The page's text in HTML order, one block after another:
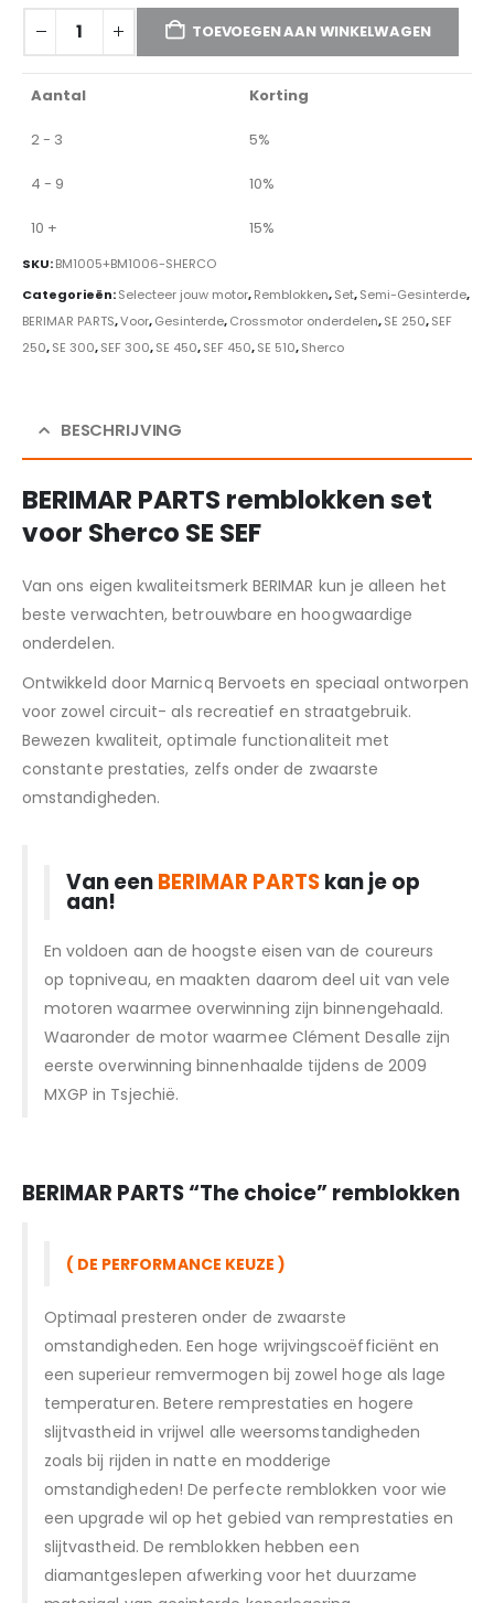
TOEVOEGEN AAN WINKELWAGEN
Aantal Korting
2 - 3 5%
4 - 9 10%
10 + 15%
SKU:BM1005+BM1006-SHERCO
Categorieën:Selecteer jouw motor,Remblokken,Set,Semi-Gesinterde,
BERIMAR PARTS,Voor,Gesinterde,Crossmotor onderdelen,SE 250,SEF
250,SE 300,SEF 300,SE 450,SEF 450,SE 510,Sherco
BESCHRIJVING
BERIMAR PARTS remblokken set
voor Sherco SE SEF
Van ons eigen kwaliteitsmerk BERIMAR kun je alleen het
beste verwachten, betrouwbare en hoogwaardige
onderdelen.
Ontwikkeld door Marnicq Bervoets en speciaal ontworpen
voor zowel circuit- als recreatief en straatgebruik.
Bewezen kwaliteit, optimale functionaliteit met
constante prestaties, zelfs onder de zwaarste
omstandigheden.
Van een BERIMAR PARTSkan je op
aan!
En voldoen aan de hoogste eisen van de coureurs
op topniveau, en maakten daarom deel uit van vele
motoren waarmee overwinning zijn binnengehaald.
Waaronder de motor waarmee Clément Desalle zijn
eerste overwinning binnenhaalde tijdens de 2009
MXGP in Tsjechië.
BERIMAR PARTS “The choice” remblokken
( DE PERFORMANCE KEUZE )
Optimaal presteren onder de zwaarste
omstandigheden. Een hoge wrijvingscoëfficiënt en
een superieur remvermogen bij zowel hoge als lage
temperaturen. Betere remprestaties en hogere
slijtvastheid in vrijwel alle weersomstandigheden
zoals bij rijden in natte en modderige
omstandigheden! De perfecte remblokken voor wie
een upgrade wil op het gebied van remprestaties en
slijtvastheid. De remblokken hebben een
diamantgeslepen afwerking voor het duurzame